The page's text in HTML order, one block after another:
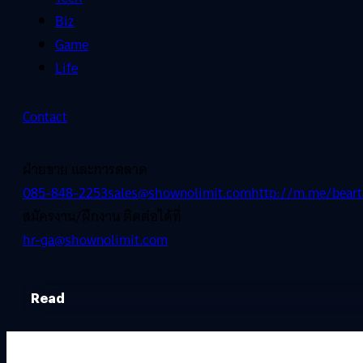
Biz
Game
Life
Contact
ฝ่ายขาย และการตลาด
085-848-2253sales@shownolimit.comhttp://m.me/
สมัครงาน/ฝึกงาน ติดต่อได้ที่
hr-ga@shownolimit.com
Read